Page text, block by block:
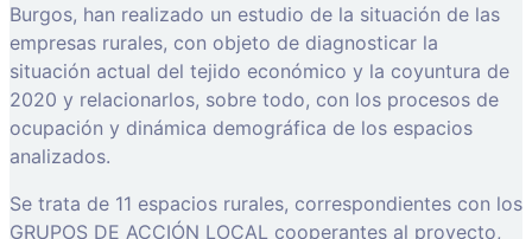
Burgos, han realizado un estudio de la situación de las
empresas rurales, con objeto de diagnosticar la
situación actual del tejido económico y la coyuntura de
2020 y relacionarlos, sobre todo, con los procesos de
ocupación y dinámica demográfica de los espacios
analizados.
Se trata de 11 espacios rurales, correspondientes con los
GRUPOS DE ACCIÓN LOCAL cooperantes al proyecto,